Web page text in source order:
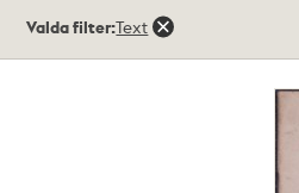
träffar
Valda filter:Text